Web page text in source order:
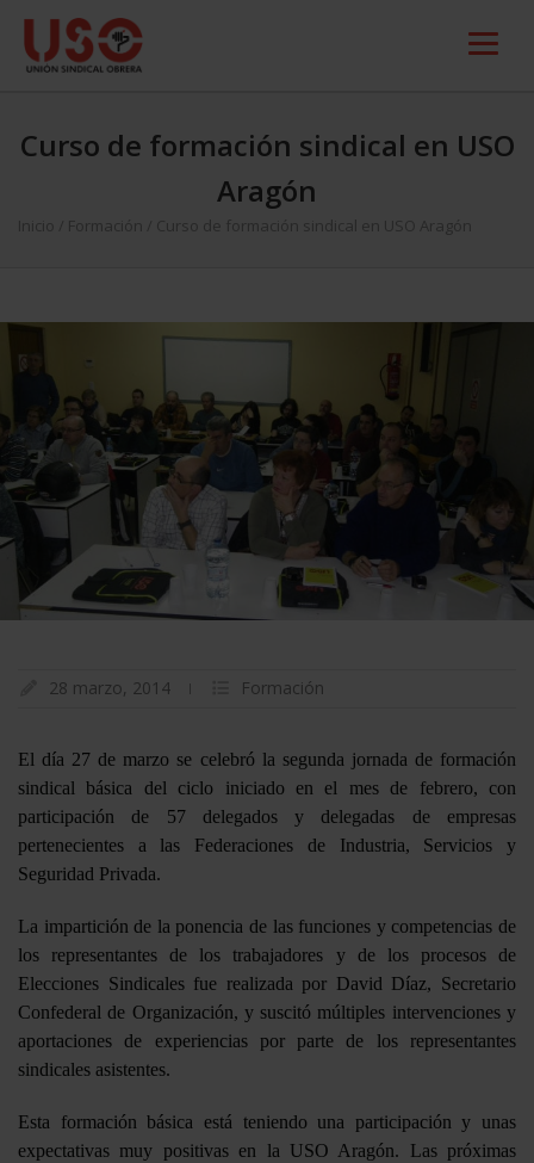
Curso de formación sindical en USO
Aragón
Inicio Formación Curso de formación sindical en USO Aragón
28 marzo, 2014 Formación
El día 27 de marzo se celebró la segunda jornada de formación
sindical básica del ciclo iniciado en el mes de febrero, con
participación de 57 delegados y delegadas de empresas
pertenecientes a las Federaciones de Industria, Servicios y
Seguridad Privada.
La impartición de la ponencia de las funciones y competencias de
los representantes de los trabajadores y de los procesos de
Elecciones Sindicales fue realizada por David Díaz, Secretario
Confederal de Organización, y suscitó múltiples intervenciones y
aportaciones de experiencias por parte de los representantes
sindicales asistentes.
Esta formación básica está teniendo una participación y unas
expectativas muy positivas en la USO Aragón. Las próximas